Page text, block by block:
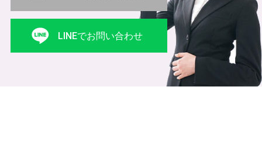
LINEでお問い合わせ